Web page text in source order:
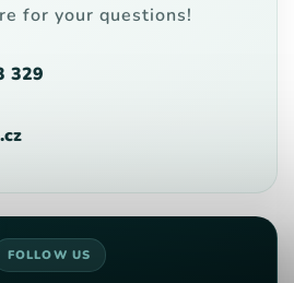
for your questions!
329
FOLLOW US